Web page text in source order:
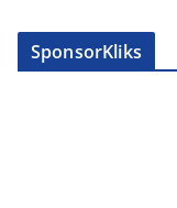
SponsorKliks